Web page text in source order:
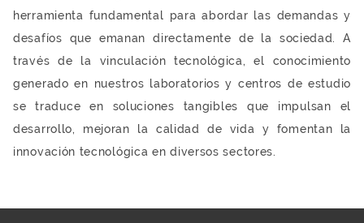
herramienta fundamental para abordar las demandas y
desafíos que emanan directamente de la sociedad. A
través de la vinculación tecnológica, el conocimiento
generado en nuestros laboratorios y centros de estudio
se traduce en soluciones tangibles que impulsan el
desarrollo, mejoran la calidad de vida y fomentan la
innovación tecnológica en diversos sectores.